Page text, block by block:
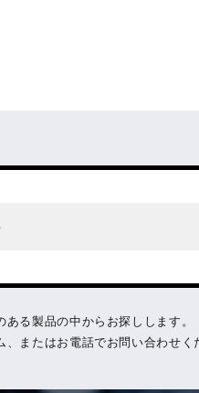
る製品の中からお探しします。
またはお電話でお問い合わせく